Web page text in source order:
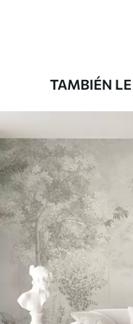
Peel and Stick
12.77$7.66/sq ft
TAMBIÉN